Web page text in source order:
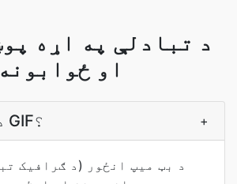
او ځوابونه
دوتنه څه ده GIF؟ +